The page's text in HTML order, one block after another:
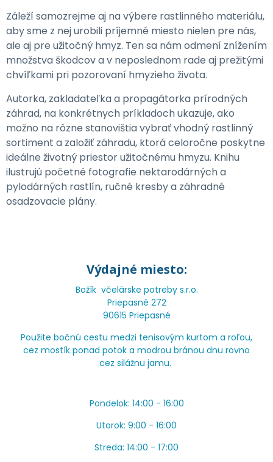
Záleží samozrejme aj na výbere rastlinného materiálu,
aby sme z nej urobili príjemné miesto nielen pre nás,
ale aj pre užitočný hmyz. Ten sa nám odmení znížením
množstva škodcov a v neposlednom rade aj prežitými
chvíľkami pri pozorovaní hmyzieho života.
Autorka, zakladateľka a propagátorka prírodných
záhrad, na konkrétnych príkladoch ukazuje, ako
možno na rôzne stanovištia vybrať vhodný rastlinný
sortiment a založiť záhradu, ktorá celoročne poskytne
ideálne životný priestor užitočnému hmyzu. Knihu
ilustrujú početné fotografie nektarodárných a
pylodárných rastlín, ručné kresby a záhradné
osadzovacie plány.
Výdajné miesto:
Božík včelárske potreby s.r.o.
Priepasné 272
90615 Priepasné
Použite bočnú cestu medzi tenisovým kurtom a roľou,
cez mostík ponad potok a modrou bránou dnu rovno
cez silážnu jamu.
Pondelok: 14:00 - 16:00
Utorok: 9:00 - 16:00
Streda: 14:00 - 17:00